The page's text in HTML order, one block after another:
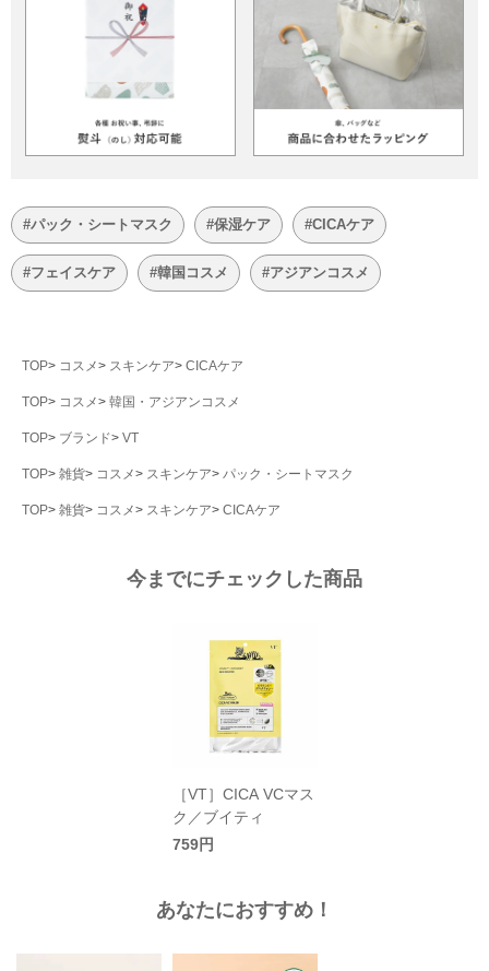
#パック・シートマスク #保湿ケア #CICAケア
#フェイスケア #韓国コスメ #アジアンコスメ
TOP コスメ スキンケア CICAケア
TOP コスメ 韓国・アジアンコスメ
TOP ブランド VT
TOP 雑貨 コスメ スキンケア パック・シートマスク
TOP 雑貨 コスメ スキンケア CICAケア
今までにチェックした商品
［VT］CICA VCマス
ク／ブイティ
759円
あなたにおすすめ！